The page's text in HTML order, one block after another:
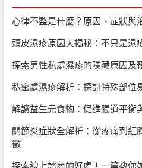
心律不整是什麼？原因、症狀與
頭皮濕疹原因大揭秘：不只是濕
探索男性私處濕疹的隱藏原因及
私密處濕疹解析：探討特殊部位
解讀益生元食物：促進腸道平衡
關節炎症狀全解析：從疼痛到紅
徵
探索線上諮商的好處！一篇教你